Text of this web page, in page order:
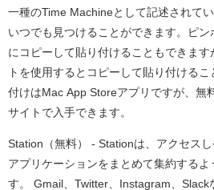
一種のTime Machineとして記述されて
いつでも見つけることができます。ピ
にコピーして貼り付けることもできま
トを使用するとコピーして貼り付ける
付けはMac App Storeアプリですが、無
サイトで入手できます。
Station（無料） - Stationは、アクセス
アプリケーションをまとめて集約する
す。 Gmail、Twitter、Instagram、Slack